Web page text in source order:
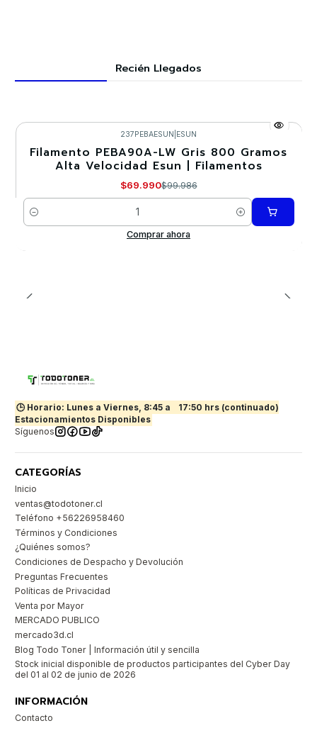
Recién Llegados
-30%
237PEBAESUN ESUN
Filamento PEBA90A-LW Gris 800 Gramos
Alta Velocidad Esun | Filamentos
$69.990$99.986
Cantidad
Comprar ahora
🕒 Horario: Lunes a Viernes, 8:45 a
17:50 hrs (continuado)
Estacionamientos Disponibles
Síguenos
CATEGORÍAS
Inicio
ventas@todotoner.cl
Teléfono +56226958460
Términos y Condiciones
¿Quiénes somos?
Condiciones de Despacho y Devolución
Preguntas Frecuentes
Políticas de Privacidad
Venta por Mayor
MERCADO PUBLICO
mercado3d.cl
Blog Todo Toner | Información útil y sencilla
Stock inicial disponible de productos participantes del Cyber Day
del 01 al 02 de junio de 2026
INFORMACIÓN
Contacto